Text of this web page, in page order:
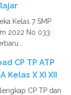
Kelas 7 SMP
2022 No 033
CP TP ATP
Kelas X XI XII
CP TP dan